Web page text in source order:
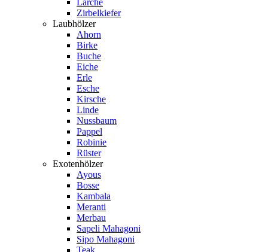
Lärche
Zirbelkiefer
Laubhölzer
Ahorn
Birke
Buche
Eiche
Erle
Esche
Kirsche
Linde
Nussbaum
Pappel
Robinie
Rüster
Exotenhölzer
Ayous
Bosse
Kambala
Meranti
Merbau
Sapeli Mahagoni
Sipo Mahagoni
Teak